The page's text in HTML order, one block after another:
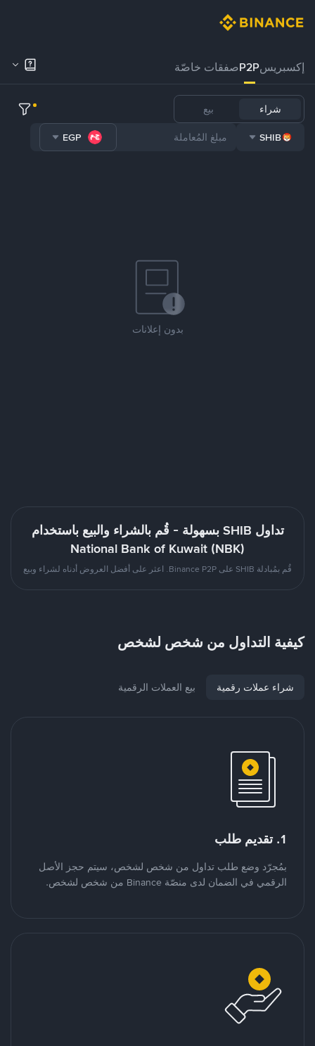
إكسبريسP2Pصفقات خاصّة
شراء بيع
SHIB
EGP
بدون إعلانات
تداول SHIB بسهولة - قُم بالشراء والبيع باستخدام
National Bank of Kuwait (NBK)
قُم بمُبادلة SHIB على Binance P2P. اعثر على أفضل العروض أدناه لشراء وبيع
كيفية التداول من شخص لشخص
شراء عملات رقمية بيع العملات الرقمية
1. تقديم طلب
بمُجرّد وضع طلب تداول من شخص لشخص، سيتم حجز الأصل
الرقمي في الضمان لدى منصّة Binance من شخص لشخص.